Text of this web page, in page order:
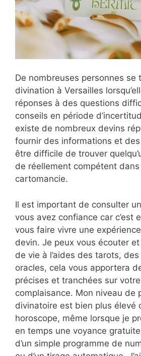
De nombreuses personnes se
divination à Versailles
réponses à des questions
conseils en période
existe de nombreux devins
fournir des informations et
être difficile de trouver
de réellement compétent dans
cartomancie.
Il est important de consulter
vous avez confiance car c’est
vous faire vivre une
devin. Je peux vous écouter
de vie à l’aides des tarots,
oracles, cela vous apportera
précises et tranchées sur
complaisance. Mon niveau de
divinatoire est bien plus élevé
horoscope, même lorsque je
en temps une voyance
d’un simple programme de